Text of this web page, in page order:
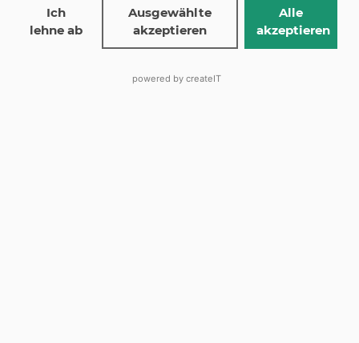
Bitte beachten Sie, dass diese Informationen keine
Anlageberatung darstellen. Es ist wichtig, dass Sie Ihre
Ich
lehne ab
Ausgewählte
akzeptieren
Alle
akzeptieren
powered by createIT